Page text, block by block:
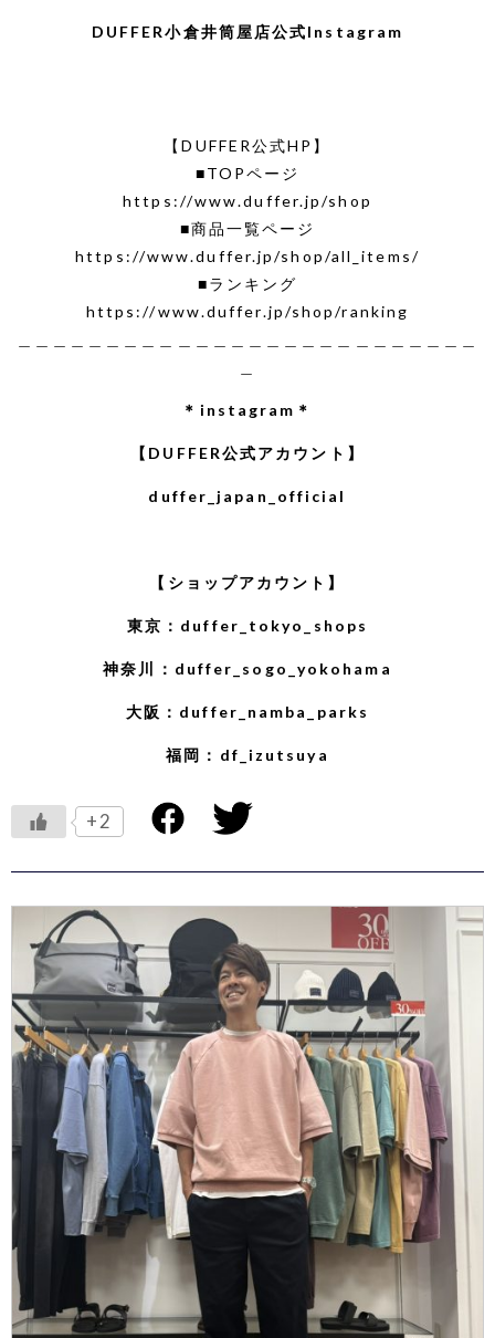
DUFFER小倉井筒屋店公式Instagram
【DUFFER公式HP】
■TOPページ
https://www.duffer.jp/shop
■商品一覧ページ
https://www.duffer.jp/shop/all_items/
■ランキング
https://www.duffer.jp/shop/ranking
＊instagram＊
【DUFFER公式アカウント】
duffer_japan_official
【ショップアカウント】
東京： duffer_tokyo_shops
神奈川： duffer_sogo_yokohama
大阪： duffer_namba_parks
福岡： df_izutsuya
+2